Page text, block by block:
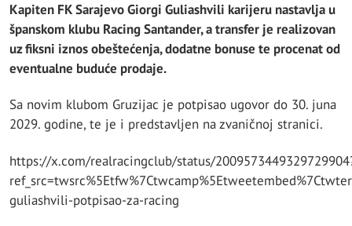
Kapiten FK Sarajevo Giorgi Guliashvili karijeru nastavlja u
španskom klubu Racing Santander, a transfer je realizovan
uz fiksni iznos obeštećenja, dodatne bonuse te procenat od
eventualne buduće prodaje.
Sa novim klubom Gruzijac je potpisao ugovor do 30. juna
2029. godine, te je i predstavljen na zvaničnoj stranici.
https://x.com/realracingclub/status/
guliashvili-potpisao-za-racing